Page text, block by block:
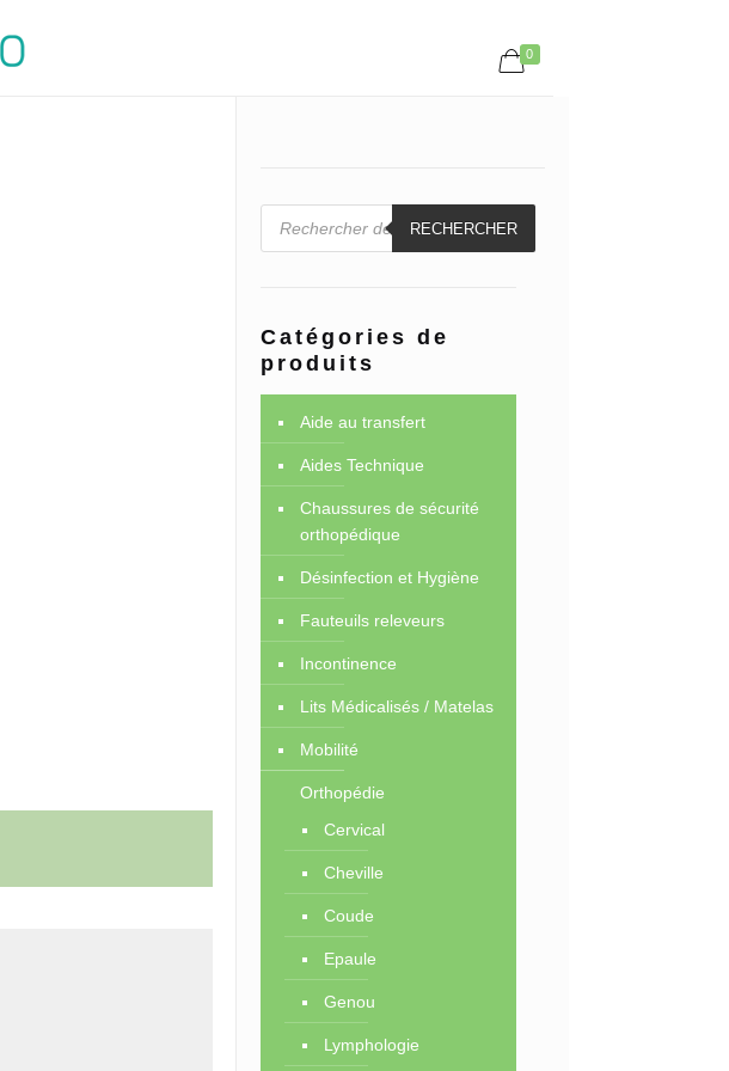
0
Recherche
de
RECHERCHER
Catégories de
produits
Aide au transfert
Aides Technique
Chaussures de sécurité
orthopédique
Désinfection et Hygiène
Fauteuils releveurs
Incontinence
Lits Médicalisés / Matelas
Mobilité
Orthopédie
Cervical
Cheville
Coude
Epaule
Genou
Lymphologie